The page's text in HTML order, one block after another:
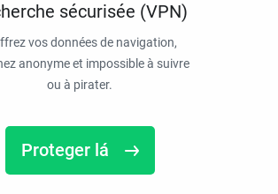
sécurisée (VPN)
vos données de navigation,
anonyme et impossible à suivre
ou à pirater.
Proteger lá